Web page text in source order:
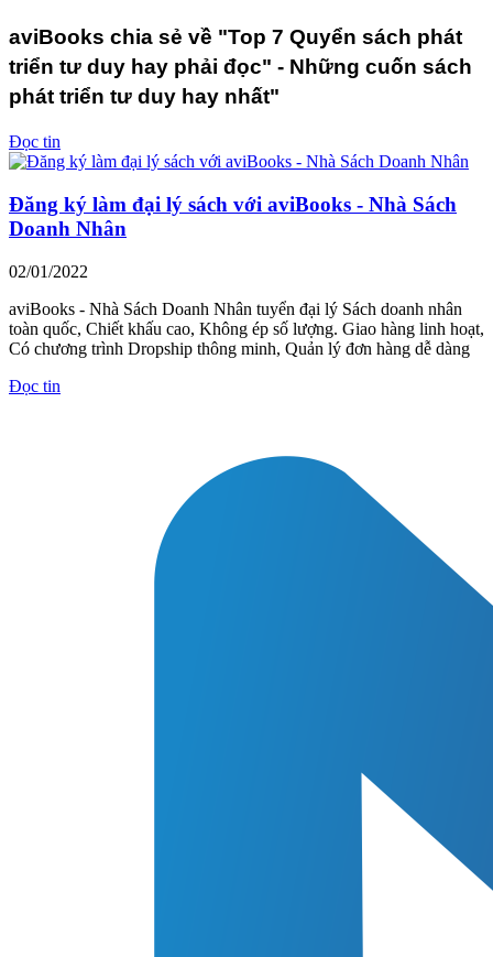
aviBooks chia sẻ về "Top 7 Quyển sách phát
triển tư duy hay phải đọc" - Những cuốn sách
phát triển tư duy hay nhất"
Đọc tin
Đăng ký làm đại lý sách với aviBooks - Nhà Sách
Doanh Nhân
02/01/2022
aviBooks - Nhà Sách Doanh Nhân tuyển đại lý Sách doanh nhân
toàn quốc, Chiết khấu cao, Không ép số lượng. Giao hàng linh hoạt,
Có chương trình Dropship thông minh, Quản lý đơn hàng dễ dàng
Đọc tin